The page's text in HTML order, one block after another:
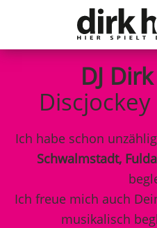
DJ
Ich habe schon
Schwalmstadt, Fulda
Ich freue mich auch
musikalisch